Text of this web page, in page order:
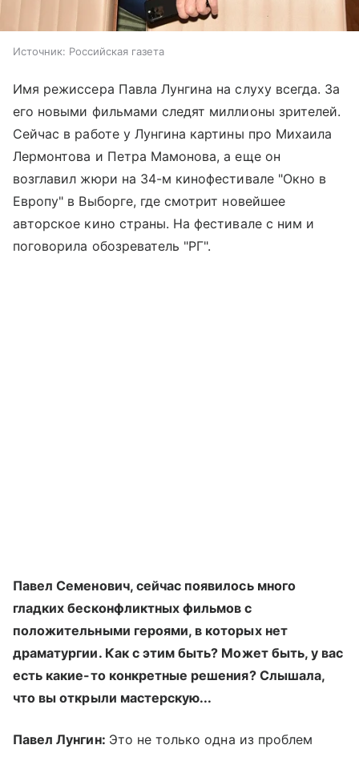
Источник: Российская газета
Имя режиссера Павла Лунгина на слуху всегда. За
его новыми фильмами следят миллионы зрителей.
Сейчас в работе у Лунгина картины про Михаила
Лермонтова и Петра Мамонова, а еще он
возглавил жюри на 34-м кинофестивале "Окно в
Европу" в Выборге, где смотрит новейшее
авторское кино страны. На фестивале с ним и
поговорила обозреватель "РГ".
Павел Семенович, сейчас появилось много
гладких бесконфликтных фильмов с
положительными героями, в которых нет
драматургии. Как с этим быть? Может быть, у вас
есть какие-то конкретные решения? Слышала,
что вы открыли мастерскую...
Павел Лунгин: Это не только одна из проблем